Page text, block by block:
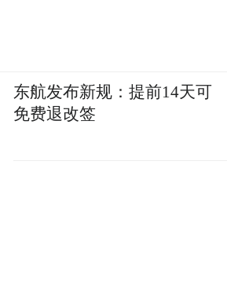
东航发布新规：提前14天可
免费退改签